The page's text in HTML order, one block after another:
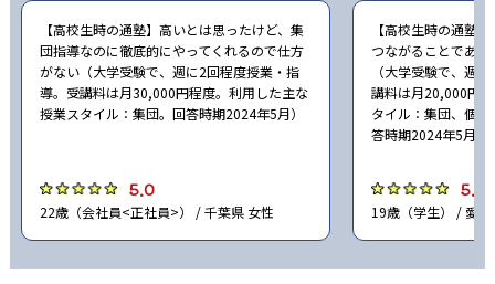
【高校生時の通塾】高いとは思ったけど、集
団指導なのに徹底的にやってくれるので仕方
がない（大学受験で、週に2回程度授業・指
導。受講料は月30,000円程度。利用した主な
授業スタイル：集団。回答時期2024年5月）
5.0
22歳（会社員<正社員>） / 千葉県 女性
【高校生時の通塾
つながることであ
（大学受験で、週
講料は月20,000円
タイル：集団、個
答時期2024年5月）
5.0
19歳（学生） / 愛知